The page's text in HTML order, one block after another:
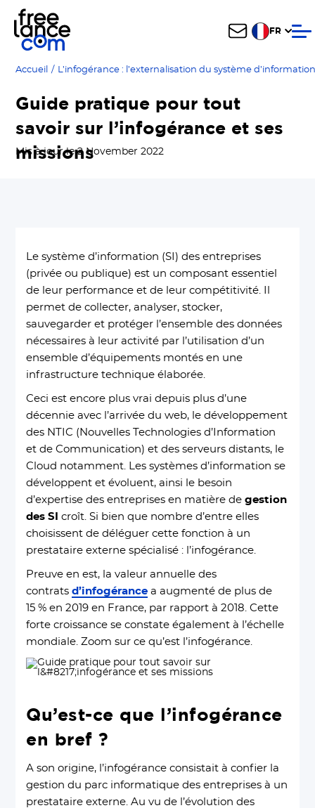
FR
Accueil / L’infogérance : l’externalisation du système
Guide pratique pour tout
savoir sur l’infogérance et ses
missions
Mis à jour le 2 November 2022
Le système d’information (SI) des entreprises
(privée ou publique) est un composant essentiel
de leur performance et de leur compétitivité. Il
permet de collecter, analyser, stocker,
sauvegarder et protéger l’ensemble des données
nécessaires à leur activité par l’utilisation d’un
ensemble d’équipements montés en une
infrastructure technique élaborée.
Ceci est encore plus vrai depuis plus d’une
décennie avec l’arrivée du web, le développement
des NTIC (Nouvelles Technologies d’Information
et de Communication) et des serveurs distants, le
Cloud notamment. Les systèmes d’information se
développent et évoluent, ainsi le besoin
d’expertise des entreprises en matière degestion
des SI croît. Si bien que nombre d’entre elles
choisissent de déléguer cette fonction à un
prestataire externe spécialisé : l’infogérance.
Preuve en est, la valeur annuelle des
contratsd’infogérance a augmenté de plus de
15 % en 2019 en France, par rapport à 2018. Cette
forte croissance se constate également à l’échelle
mondiale. Zoom sur ce qu’est l’infogérance.
Qu’est-ce que l’infogérance
en bref ?
A son origine, l’infogérance consistait à confier la
gestion du parc informatique des entreprises à un
prestataire externe. Au vu de l’évolution des